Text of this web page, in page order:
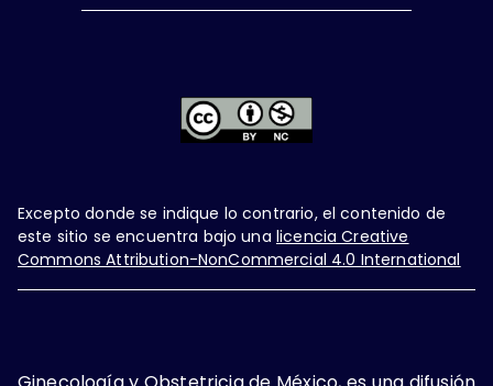
Excepto donde se indique lo contrario, el contenido de
este sitio se encuentra bajo una licencia Creative
Commons Attribution-NonCommercial 4.0 International